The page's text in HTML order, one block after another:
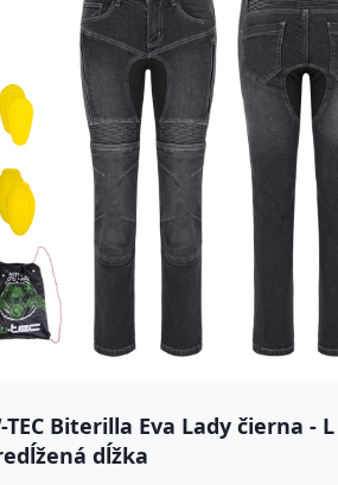
TEC Biterilla Eva Lady čierna - L
dĺžka